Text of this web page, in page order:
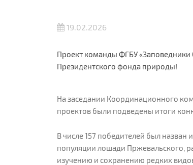
19.02.2026
Проект команды ФГБУ «Заповедники
Президентского фонда природы!
На заседании Координационного
проектов были подведены итоги
В числе 157 победителей был
популяции лошади Пржевальского,
изучению и сохранению редких